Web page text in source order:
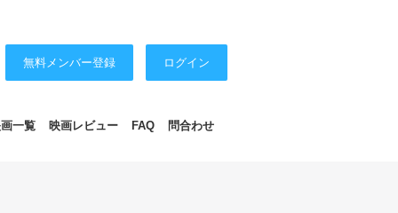
無料メンバー登録 ログイン
一覧 映画レビュー FAQ 問合わせ